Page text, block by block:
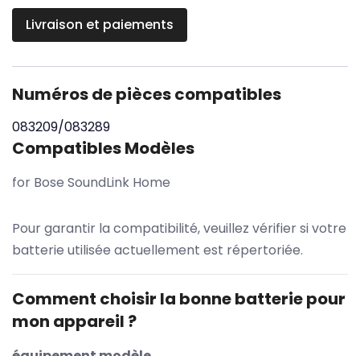
Livraison et paiements
Numéros de pièces compatibles
083209/083289
Compatibles Modèles
for Bose SoundLink Home
Pour garantir la compatibilité, veuillez vérifier si votre
batterie utilisée actuellement est répertoriée.
Comment choisir la bonne batterie pour
mon appareil ?